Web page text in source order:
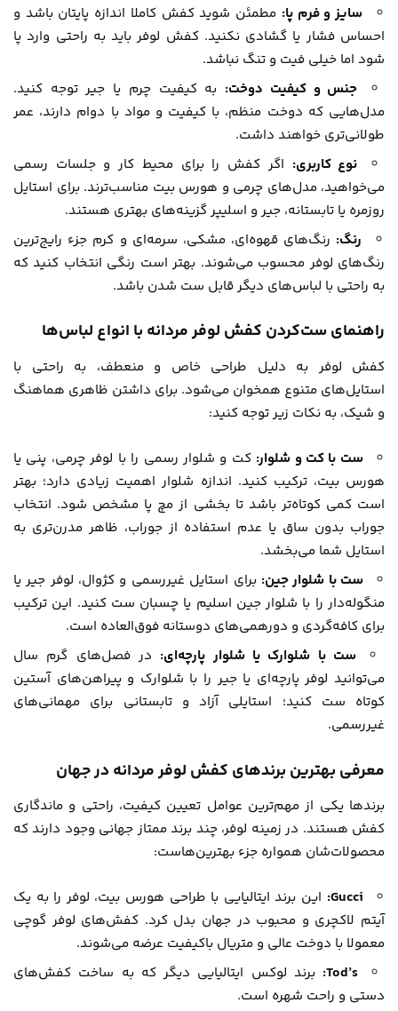
سایز و فرم پا: مطمئن شوید کفش کاملا اندازه پایتان باشد و
احساس فشار یا گشادی نکنید. کفش لوفر باید به راحتی وارد پا
شود اما خیلی فیت و تنگ نباشد.
جنس و کیفیت دوخت: به کیفیت چرم یا جیر توجه کنید.
مدل‌هایی که دوخت منظم، با کیفیت و مواد با دوام دارند، عمر
طولانی‌تری خواهند داشت.
نوع کاربری: اگر کفش را برای محیط کار و جلسات رسمی
می‌خواهید، مدل‌های چرمی و هورس بیت مناسب‌ترند. برای استایل
روزمره یا تابستانه، جیر و اسلیپر گزینه‌های بهتری هستند.
رنگ: رنگ‌های قهوه‌ای، مشکی، سرمه‌ای و کرم جزء رایج‌ترین
رنگ‌های لوفر محسوب می‌شوند. بهتر است رنگی انتخاب کنید که
به راحتی با لباس‌های دیگر قابل ست شدن باشد.
راهنمای ست‌کردن کفش لوفر مردانه با انواع لباس‌ها
کفش لوفر به دلیل طراحی خاص و منعطف، به راحتی با
استایل‌های متنوع همخوان می‌شود. برای داشتن ظاهری هماهنگ
و شیک، به نکات زیر توجه کنید:
ست با کت و شلوار: کت و شلوار رسمی را با لوفر چرمی، پنی یا
هورس بیت، ترکیب کنید. اندازه شلوار اهمیت زیادی دارد؛ بهتر
است کمی کوتاه‌تر باشد تا بخشی از مچ پا مشخص شود. انتخاب
جوراب بدون ساق یا عدم استفاده از جوراب، ظاهر مدرن‌تری به
استایل شما می‌بخشد.
ست با شلوار جین: برای استایل غیررسمی و کژوال، لوفر جیر یا
منگوله‌دار را با شلوار جین اسلیم یا چسبان ست کنید. این ترکیب
برای کافه‌گردی و دورهمی‌های دوستانه فوق‌العاده است.
ست با شلوارک یا شلوار پارچه‌ای: در فصل‌های گرم سال
می‌توانید لوفر پارچه‌ای یا جیر را با شلوارک و پیراهن‌های آستین
کوتاه ست کنید؛ استایلی آزاد و تابستانی برای مهمانی‌های
غیررسمی.
معرفی بهترین برندهای کفش لوفر مردانه در جهان
برندها یکی از مهم‌ترین عوامل تعیین کیفیت، راحتی و ماندگاری
کفش هستند. در زمینه لوفر، چند برند ممتاز جهانی وجود دارند که
محصولات‌شان همواره جزء بهترین‌هاست:
Gucci: این برند ایتالیایی با طراحی هورس بیت، لوفر را به یک
آیتم لاکچری و محبوب در جهان بدل کرد. کفش‌های لوفر گوچی
معمولا با دوخت عالی و متریال باکیفیت عرضه می‌شوند.
Tod’s: برند لوکس ایتالیایی دیگر که به ساخت کفش‌های
دستی و راحت شهره است.